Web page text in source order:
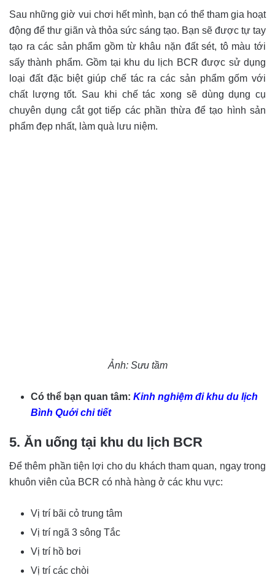
Sau những giờ vui chơi hết mình, bạn có thể tham gia hoạt
động để thư giãn và thỏa sức sáng tạo. Bạn sẽ được tự tay
tạo ra các sản phẩm gồm từ khâu nặn đất sét, tô màu tới
sấy thành phẩm. Gồm tại khu du lịch BCR được sử dụng
loại đất đặc biệt giúp chế tác ra các sản phẩm gốm với
chất lượng tốt. Sau khi chế tác xong sẽ dùng dụng cụ
chuyên dụng cắt gọt tiếp các phần thừa để tạo hình sản
phẩm đẹp nhất, làm quà lưu niệm.
Ảnh: Sưu tầm
Có thể bạn quan tâm: Kinh nghiệm đi khu du lịch
Bình Quới chi tiết
5. Ăn uống tại khu du lịch BCR
Để thêm phần tiện lợi cho du khách tham quan, ngay trong
khuôn viên của BCR có nhà hàng ở các khu vực:
Vị trí bãi cỏ trung tâm
Vị trí ngã 3 sông Tắc
Vị trí hồ bơi
Vị trí các chòi